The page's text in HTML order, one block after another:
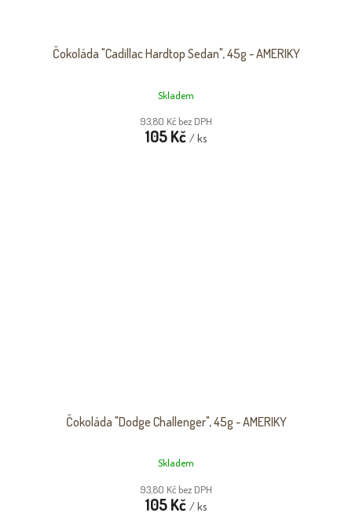
Čokoláda "Cadillac Hardtop Sedan", 45g - AMERIKY
Skladem
93,80 Kč bez DPH
105 Kč / ks
Čokoláda "Dodge Challenger", 45g - AMERIKY
Skladem
93,80 Kč bez DPH
105 Kč / ks